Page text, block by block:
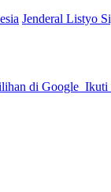
Jenderal Listyo
di Google Ikuti